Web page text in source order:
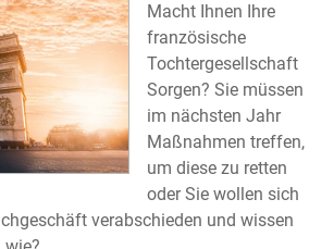
Macht Ihnen Ihre
französische
Tochtergesellschaft
Sorgen? Sie müssen
im nächsten Jahr
Maßnahmen treffen,
um diese zu retten
oder Sie wollen sich
verabschieden und wissen